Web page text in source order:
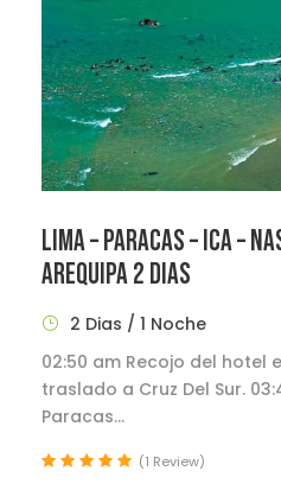
LIMA – PARACAS – ICA –
AREQUIPA 2 DIAS
2 Dias / 1 Noche
02:50 am Recojo del hotel
traslado a Cruz Del Sur.
Paracas...
(1 Review)